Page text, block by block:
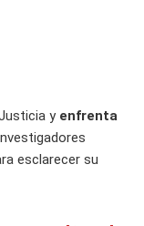
y enfrenta
esclarecer su